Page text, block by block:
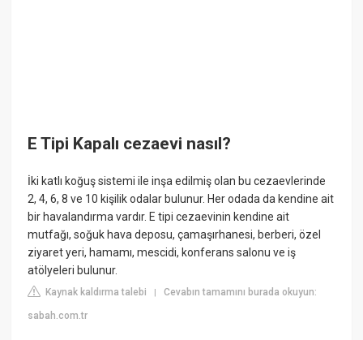
E Tipi Kapalı cezaevi nasıl?
İki katlı koğuş sistemi ile inşa edilmiş olan bu cezaevlerinde
2, 4, 6, 8 ve 10 kişilik odalar bulunur. Her odada da kendine ait
bir havalandırma vardır. E tipi cezaevinin kendine ait
mutfağı, soğuk hava deposu, çamaşırhanesi, berberi, özel
ziyaret yeri, hamamı, mescidi, konferans salonu ve iş
atölyeleri bulunur.
Kaynak kaldırma talebi |Cevabın tamamını burada okuyun:
sabah.com.tr